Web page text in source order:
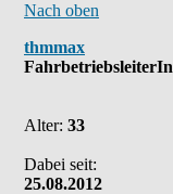
Nach oben
thmmax
FahrbetriebsleiterIn
Alter: 33
Dabei seit:
25.08.2012